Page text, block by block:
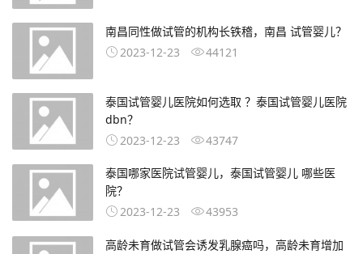
南昌同性做试管的机构长铁稽，南昌 试管婴儿？
2023-12-23
44121
泰国试管婴儿医院如何选取 ？泰国试管婴儿医院
dbn？
2023-12-23
43747
泰国哪家医院试管婴儿，泰国试管婴儿 哪些医
院？
2023-12-23
43953
高龄未育做试管会诱发乳腺癌吗，高龄未育增加